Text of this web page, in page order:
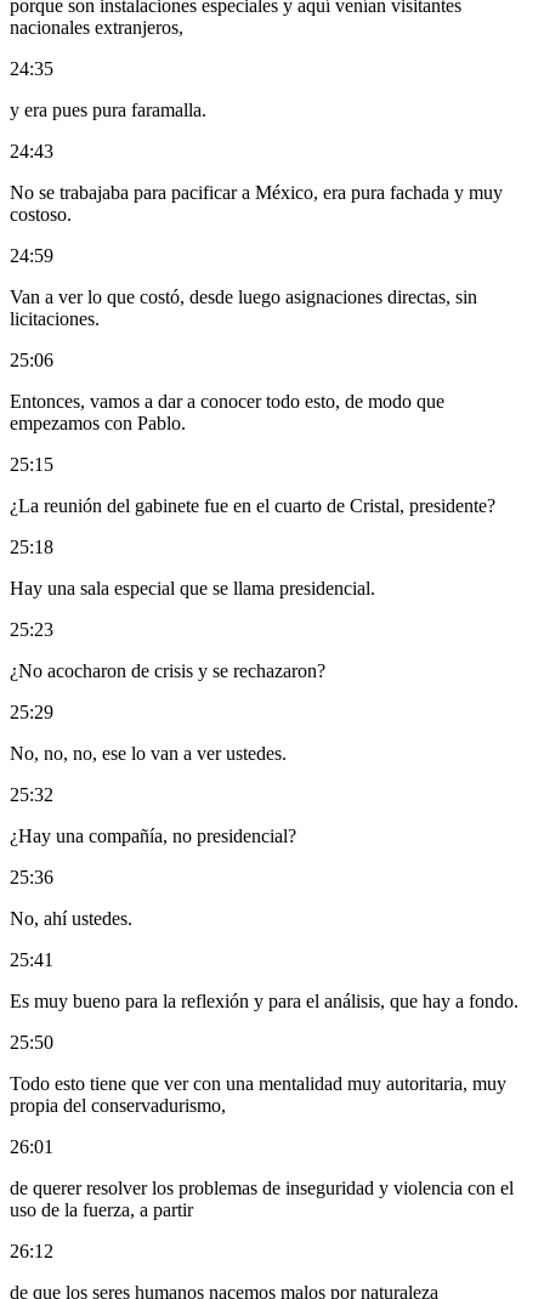
porque son instalaciones especiales y aquí venían visitantes
nacionales extranjeros,
24:35
y era pues pura faramalla.
24:43
No se trabajaba para pacificar a México, era pura fachada y muy
costoso.
24:59
Van a ver lo que costó, desde luego asignaciones directas, sin
licitaciones.
25:06
Entonces, vamos a dar a conocer todo esto, de modo que
empezamos con Pablo.
25:15
¿La reunión del gabinete fue en el cuarto de Cristal, presidente?
25:18
Hay una sala especial que se llama presidencial.
25:23
¿No acocharon de crisis y se rechazaron?
25:29
No, no, no, ese lo van a ver ustedes.
25:32
¿Hay una compañía, no presidencial?
25:36
No, ahí ustedes.
25:41
Es muy bueno para la reflexión y para el análisis, que hay a fondo.
25:50
Todo esto tiene que ver con una mentalidad muy autoritaria, muy
propia del conservadurismo,
26:01
de querer resolver los problemas de inseguridad y violencia con el
uso de la fuerza, a partir
26:12
de que los seres humanos nacemos malos por naturaleza